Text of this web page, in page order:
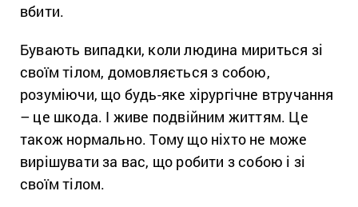
вбити.
Бувають випадки, коли людина мириться зі
своїм тілом, домовляється з собою,
розуміючи, що будь-яке хірургічне втручання
– це шкода. І живе подвійним життям. Це
також нормально. Тому що ніхто не може
вирішувати за вас, що робити з собою і зі
своїм тілом.